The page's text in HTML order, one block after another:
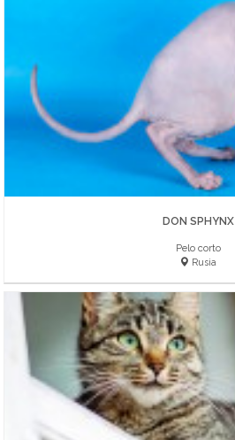
DON SPHYNX
Pelo corto
Rusia